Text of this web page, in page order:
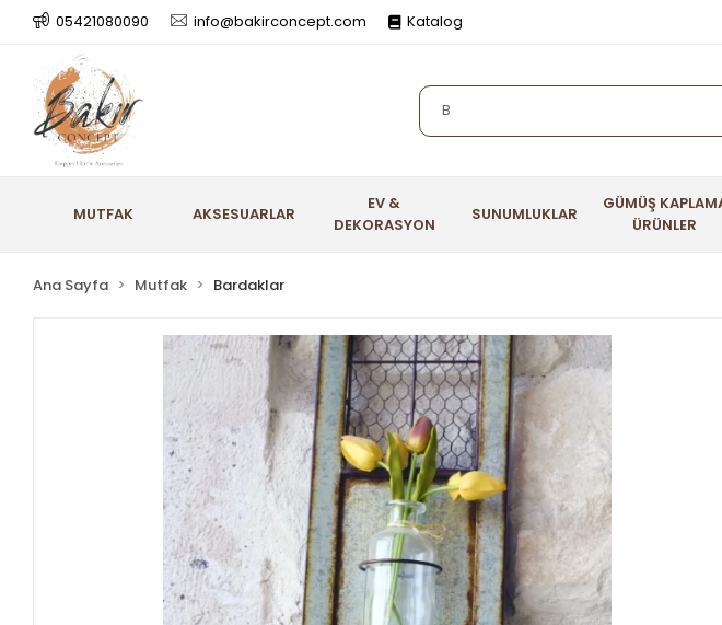
05421080090 info@bakirconcept.com Katalog
MUTFAK AKSESUARLAR
EV &
DEKORASYON
SUNUMLUKLAR
GÜMÜŞ
ÜRÜNLER
Ana Sayfa Mutfak Bardaklar